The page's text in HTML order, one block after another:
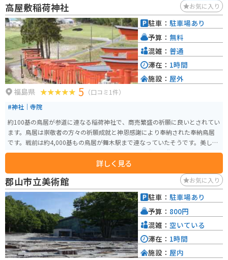
高屋敷稲荷神社 お気に入り
福島県 5 （口コミ1件）
#神社｜寺院
約100基の鳥居が参道に連なる稲荷神社で、商売繁盛の祈願に良いとされてい
ます。鳥居は崇敬者の方々の祈願成就と神恩感謝により奉納された奉納鳥居
です。戦前は約4,000基もの鳥居が舞木駅まで連なっていたそうです。美しい
鳥居はもちろんですが、小高い丘の上からは郡山市街地の街並みも望むこと
詳しく見る
駐車： 駐車場あり
予算： 無料
混雑： 普通
滞在： 1時間
施設： 屋外
郡山市立美術館 お気に入り
駐車： 駐車場あり
予算： 800円
混雑： 空いている
滞在： 1時間
施設： 屋内